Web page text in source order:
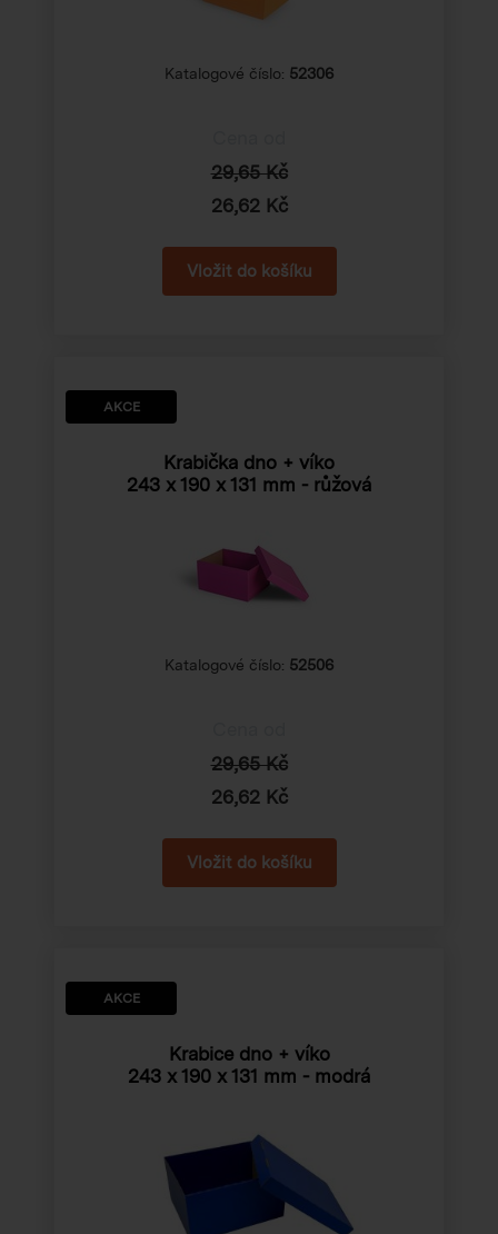
Katalogové číslo: 52306
29,65 Kč
26,62 Kč
AKCE
Krabička dno + víko
243 x 190 x 131 mm - růžová
Katalogové číslo: 52506
29,65 Kč
26,62 Kč
AKCE
Krabice dno + víko
243 x 190 x 131 mm - modrá